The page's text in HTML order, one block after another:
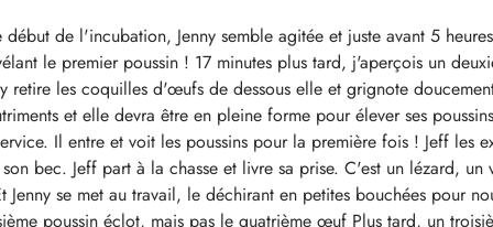
de l'incubation, Jenny semble agitée et juste avant 5
le premier poussin ! 17 minutes plus tard, j'aperçois un
retire les coquilles d'œufs de dessous elle et grignote
et elle devra être en pleine forme pour élever ses
Il entre et voit les poussins pour la première fois ! Jeff les
bec. Jeff part à la chasse et livre sa prise. C'est un lézard,
Jenny se met au travail, le déchirant en petites bouchées pour
poussin éclot, mais pas le quatrième œuf Plus tard, un